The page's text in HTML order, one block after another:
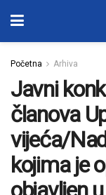
Početna Arhiva
Javni
članova
vijeća/
kojima je